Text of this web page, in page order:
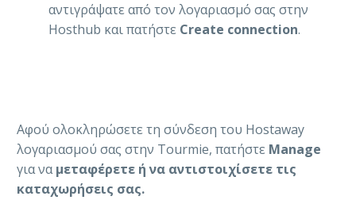
αντιγράψατε από τον λογαριασμό σας στην
Hosthub και πατήστε Create connection.
Αφού ολοκληρώσετε τη σύνδεση του Hostaway
λογαριασμού σας στην Tourmie, πατήστε Manage
για ναμεταφέρετε ή να αντιστοιχίσετε τις
καταχωρήσεις σας.